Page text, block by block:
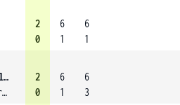
2
0
6
1
6
1
Zhuravleva (2)
Yurtkuran
2
0
6
1
6
3